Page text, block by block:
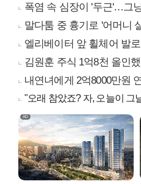
폭염 속 심장이 '두근'…그
말다툼 중 흉기로 '어머니
엘리베이터 앞 휠체어 발
김원훈 주식 1억8천 올인
내연녀에게 2억8000만원
"오래 참았죠? 자, 오늘이 그